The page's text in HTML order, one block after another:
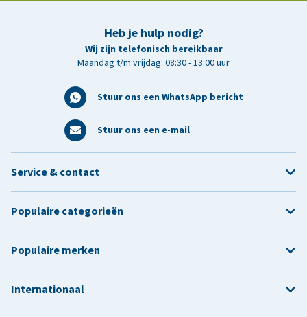
Heb je hulp nodig?
Wij zijn telefonisch bereikbaar
Maandag t/m vrijdag: 08:30 - 13:00 uur
Stuur ons een WhatsApp bericht
Stuur ons een e-mail
Service & contact
Populaire categorieën
Populaire merken
Internationaal